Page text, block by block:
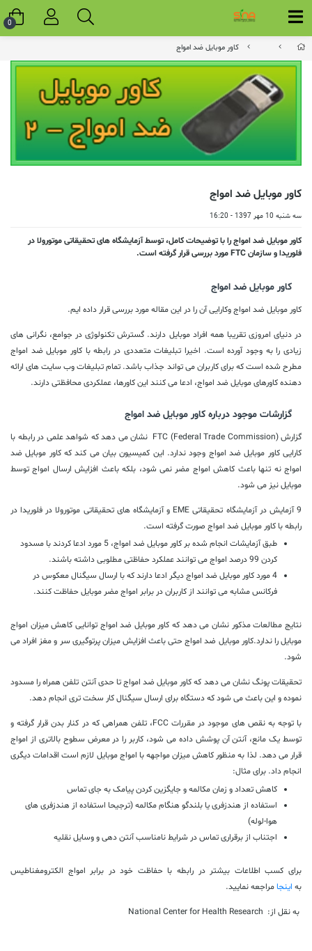
کاور موبایل ضد امواج
کاور موبایل ضد امواج
سه شنبه 10 مهر 1397 - 16:20
کاور موبایل ضد امواج را با توضیحات کامل، توسط آزمایشگاه های تحقیقاتی موتورولا در
فلوریدا و سازمان FTC مورد بررسی قرار گرفته است.
کاور موبایل ضد امواج
کاور موبایل ضد امواج وکارایی آن را در این مقاله مورد بررسی قرار داده ایم.
در دنیای امروزی تقریبا همه افراد موبایل دارند. گسترش تکنولوژی در جوامع، نگرانی های
زیادی را به وجود آورده است. اخیرا تبلیغات متعددی در رابطه با کاور موبایل ضد امواج
مطرح شده است که برای کاربران می تواند جذاب باشد. تمام تبلیغات وب سایت های ارائه
دهنده کاورهای موبایل ضد امواج، ادعا می کنند این کاورها، عملکردی محافظتی دارند.
گزارشات موجود درباره کاور موبایل ضد امواج
گزارشFTC (Federal Trade Commission) نشان می دهد که شواهد علمی در رابطه با
کارایی کاور موبایل ضد امواج وجود ندارد. این کمیسیون بیان می کند که کاور موبایل ضد
امواج نه تنها باعث کاهش امواج مضر نمی شود، بلکه باعث افزایش ارسال امواج توسط
موبایل نیز می شود.
9 آزمایش در آزمایشگاه تحقیقاتی EME و آزمایشگاه های تحقیقاتی موتورولا در فلوریدا در
رابطه با کاور موبایل ضد امواج صورت گرفته است.
طبق آزمایشات انجام شده بر کاور موبایل ضد امواج، 5 مورد ادعا کردند با مسدود
کردن 99 درصد امواج می توانند عملکرد حفاظتی مطلوبی داشته باشند.
4 مورد کاور موبایل ضد امواج دیگر ادعا دارند که با ارسال سیگنال معکوس در
فرکانس مشابه می توانند از کاربران در برابر امواج مضر موبایل حفاظت کنند.
نتایج مطالعات مذکور نشان می دهد که کاور موبایل ضد امواج توانایی کاهش میزان امواج
موبایل را ندارد.کاور موبایل ضد امواج حتی باعث افزایش میزان پرتوگیری سر و مغز افراد می
شود.
تحقیقات پونگ نشان می دهد که کاور موبایل ضد امواج تا حدی آنتن تلفن همراه را مسدود
نموده و این باعث می شود که دستگاه برای ارسال سیگنال کار سخت تری انجام دهد.
با توجه به نقص های موجود در مقررات FCC، تلفن همراهی که در کنار بدن قرار گرفته و
توسط یک مانع، آنتن آن پوشش داده می شود، کاربر را در معرض سطوح بالاتری از امواج
قرار می دهد. لذا به منظور کاهش میزان مواجهه با امواج موبایل لازم است اقدامات دیگری
انجام داد. برای مثال:
کاهش تعداد و زمان مکالمه و جایگزین کردن پیامک به جای تماس
استفاده از هندزفری یا بلندگو هنگام مکالمه (ترجیحا استفاده از هندزفری های
هوا-لوله)
اجتناب از برقراری تماس در شرایط نامناسب آنتن دهی و وسایل نقلیه
برای کسب اطلاعات بیشتر در رابطه با حفاظت خود در برابر امواج الکترومغناطیس
به اینجامراجعه نمایید.
به نقل از: National Center for Health Research
0